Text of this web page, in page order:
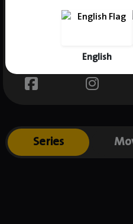
English
Name : Will Attenborough
Gender : male
Place of birth : UK
Series